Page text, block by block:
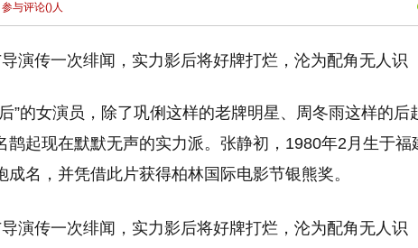
参与评论()人
”的女演员，除了巩俐这样的老牌明星、周冬雨这样的后
鹊起现在默默无声的实力派。张静初，1980年2月生于福
名，并凭借此片获得柏林国际电影节银熊奖。